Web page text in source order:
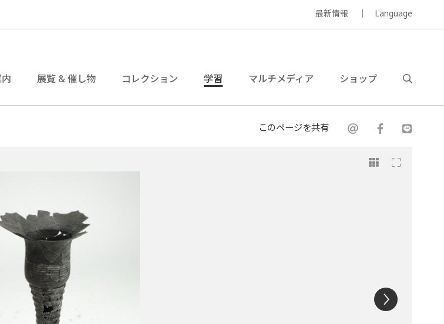
最新情報 Language
展覧 & 催し物 コレクション 学習 マルチメディア ショップ
このページを共有